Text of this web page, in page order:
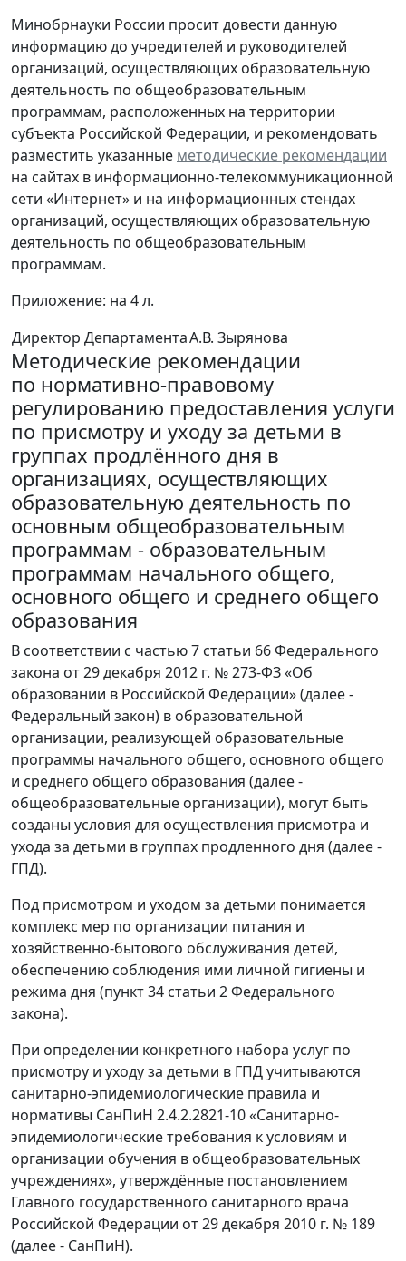
Минобрнауки России просит довести данную
информацию до учредителей и руководителей
организаций, осуществляющих образовательную
деятельность по общеобразовательным
программам, расположенных на территории
субъекта Российской Федерации, и рекомендовать
разместить указанные методические рекомендации
на сайтах в информационно-телекоммуникационной
сети «Интернет» и на информационных стендах
организаций, осуществляющих образовательную
деятельность по общеобразовательным
программам.
Приложение: на 4 л.
Директор ДепартаментаА.В. Зырянова
Методические рекомендации
по нормативно-правовому
регулированию предоставления услуги
по присмотру и уходу за детьми в
группах продлённого дня в
организациях, осуществляющих
образовательную деятельность по
основным общеобразовательным
программам - образовательным
программам начального общего,
основного общего и среднего общего
образования
В соответствии с частью 7 статьи 66 Федерального
закона от 29 декабря 2012 г. № 273-ФЗ «Об
образовании в Российской Федерации» (далее -
Федеральный закон) в образовательной
организации, реализующей образовательные
программы начального общего, основного общего
и среднего общего образования (далее -
общеобразовательные организации), могут быть
созданы условия для осуществления присмотра и
ухода за детьми в группах продленного дня (далее -
ГПД).
Под присмотром и уходом за детьми понимается
комплекс мер по организации питания и
хозяйственно-бытового обслуживания детей,
обеспечению соблюдения ими личной гигиены и
режима дня (пункт 34 статьи 2 Федерального
закона).
При определении конкретного набора услуг по
присмотру и уходу за детьми в ГПД учитываются
санитарно-эпидемиологические правила и
нормативы СанПиН 2.4.2.2821-10 «Санитарно-
эпидемиологические требования к условиям и
организации обучения в общеобразовательных
учреждениях», утверждённые постановлением
Главного государственного санитарного врача
Российской Федерации от 29 декабря 2010 г. № 189
(далее - СанПиН).